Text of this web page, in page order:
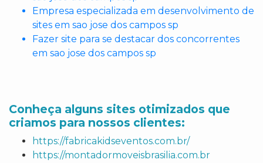
Empresa especializada em desenvolvimento de
sites em sao jose dos campos sp
Fazer site para se destacar dos concorrentes
em sao jose dos campos sp
Conheça alguns sites otimizados que
criamos para nossos clientes:
https://fabricakidseventos.com.br/
https://montadormoveisbrasilia.com.br